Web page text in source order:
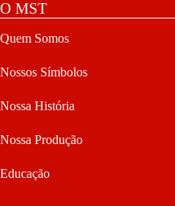
O MST
Quem Somos
Nossos Símbolos
Nossa História
Nossa Produção
Educação